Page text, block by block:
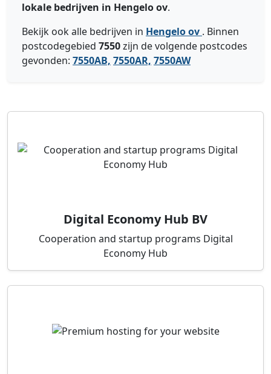
lokale bedrijven in Hengelo ov.
Bekijk ook alle bedrijven in Hengelo ov . Binnen
postcodegebied 7550zijn de volgende postcodes
gevonden: 7550AB, 7550AR, 7550AW
Digital Economy Hub BV
Cooperation and startup programs Digital
Economy Hub